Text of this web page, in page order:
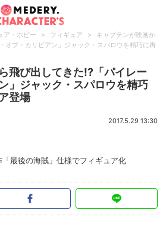
ア・ホビー > フィギュア >
キャプテンが映画か
オブ・カリビアン」ジャック・スパロウを精巧に再
飛び出してきた!?「パイレー
」ジャック・スパロウを精巧
登場
2017.5.29 13:30
最後の海賊」仕様でフィギュア化